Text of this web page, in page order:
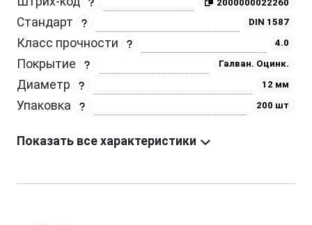
2000000022260
Стандарт DIN 1587
Класс прочности 4.0
Покрытие Галван. Оцинк.
Диаметр 12 мм
Упаковка 200 шт
Показать все характеристики